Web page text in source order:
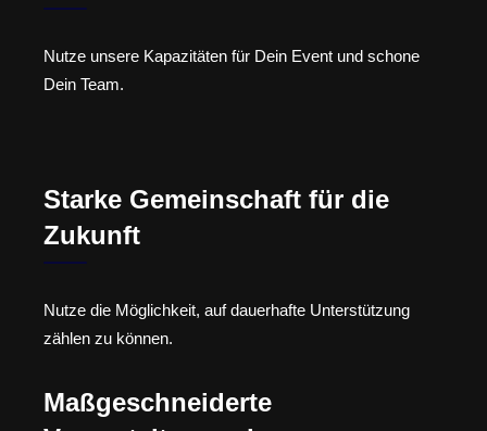
Nutze unsere Kapazitäten für Dein Event und schone
Dein Team.
Starke Gemeinschaft für die
Zukunft
Nutze die Möglichkeit, auf dauerhafte Unterstützung
zählen zu können.
Maßgeschneiderte